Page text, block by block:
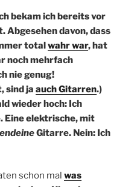
bekam ich bereits vor
Abgesehen davon, dass
totalwahr war, hat
noch mehrfach
nie genug!
sind ja auch Gitarren.)
wieder hoch: Ich
Eine elektrische, mit
Gitarre. Nein: Ich
schon mal was